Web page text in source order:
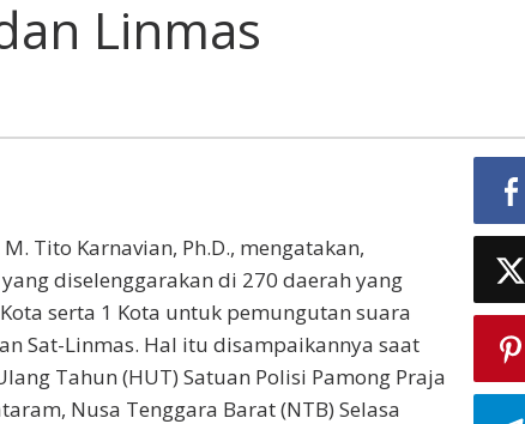
Linmas
Tito Karnavian, Ph.D., mengatakan,
diselenggarakan di 270 daerah yang
serta 1 Kota untuk pemungutan suara
Sat-Linmas. Hal itu disampaikannya saat
Tahun (HUT) Satuan Polisi Pamong Praja
Nusa Tenggara Barat (NTB) Selasa